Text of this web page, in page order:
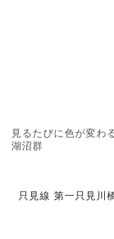
見るたびに色が変わ
湖沼群
只見線 第一只見川